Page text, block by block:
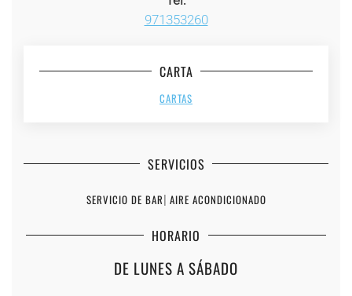
971353260
CARTA
CARTAS
SERVICIOS
SERVICIO DE BAR| AIRE ACONDICIONADO
HORARIO
DE LUNES A SÁBADO